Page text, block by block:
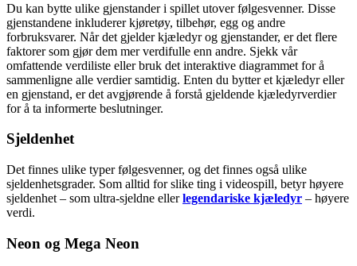
Du kan bytte ulike gjenstander i spillet utover følgesvenner. Disse
gjenstandene inkluderer kjøretøy, tilbehør, egg og andre
forbruksvarer. Når det gjelder kjæledyr og gjenstander, er det flere
faktorer som gjør dem mer verdifulle enn andre. Sjekk vår
omfattende verdiliste eller bruk det interaktive diagrammet for å
sammenligne alle verdier samtidig. Enten du bytter et kjæledyr eller
en gjenstand, er det avgjørende å forstå gjeldende kjæledyrverdier
for å ta informerte beslutninger.
Sjeldenhet
Det finnes ulike typer følgesvenner, og det finnes også ulike
sjeldenhetsgrader. Som alltid for slike ting i videospill, betyr høyere
sjeldenhet – som ultra-sjeldne ellerlegendariske kjæledyr – høyere
verdi.
Neon og Mega Neon